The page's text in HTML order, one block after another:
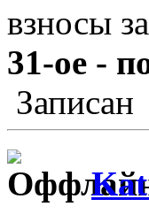
взносы
31-ое -
Записан